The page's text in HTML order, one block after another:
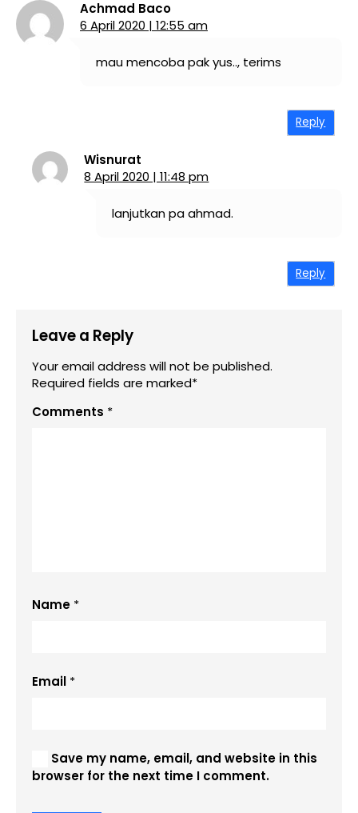
Achmad Baco
6 April 2020 | 12:55 am
mau mencoba pak yus.., terims
Reply
Wisnurat
8 April 2020 | 11:48 pm
lanjutkan pa ahmad.
Reply
Leave a Reply
Your email address will not be published.
Required fields are marked*
Comments *
Name *
Email *
Save my name, email, and website in this
browser for the next time I comment.